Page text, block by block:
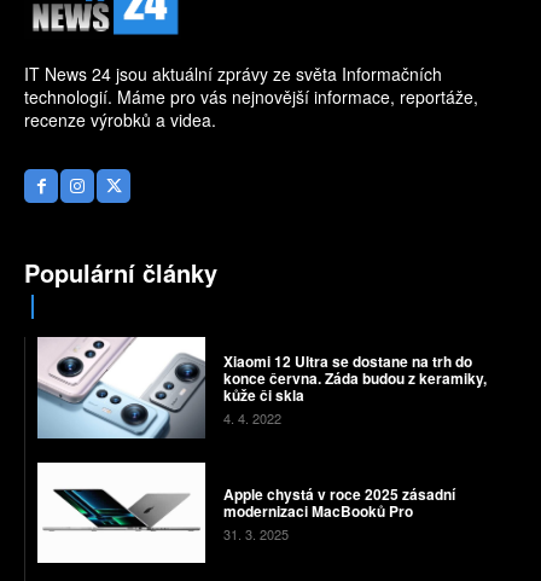
IT News 24 jsou aktuální zprávy ze světa Informačních
technologií. Máme pro vás nejnovější informace, reportáže,
recenze výrobků a videa.
Populární články
Xiaomi 12 Ultra se dostane na trh do
konce června. Záda budou z keramiky,
kůže či skla
4. 4. 2022
Apple chystá v roce 2025 zásadní
modernizaci MacBooků Pro
31. 3. 2025